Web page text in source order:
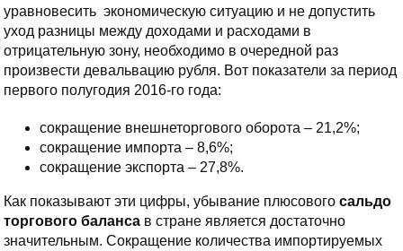
уравновесить экономическую ситуацию и не допустить
уход разницы между доходами и расходами в
отрицательную зону, необходимо в очередной раз
произвести девальвацию рубля. Вот показатели за период
первого полугодия 2016-го года:
сокращение внешнеторгового оборота – 21,2%;
сокращение импорта – 8,6%;
сокращение экспорта – 27,8%.
Как показывают эти цифры, убывание плюсовогосальдо
торгового баланса в стране является достаточно
значительным. Сокращение количества импортируемых